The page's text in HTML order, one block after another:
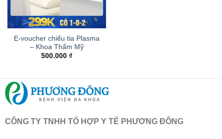
E-voucher chiếu tia Plasma
– Khoa Thẩm Mỹ
500.000 ₫
CÔNG TY TNHH TỔ HỢP Y TẾ PHƯƠNG ĐÔNG